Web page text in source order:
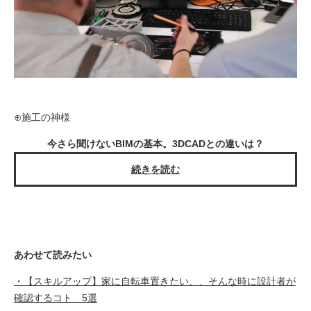
⊕施工の神様
今さら聞けないBIMの基本。3DCADとの違いは？
続きを読む
あわせて読みたい
・【スキルアップ】家に自転車置きたい、、そんな時に設計者が
確認するコト 5選